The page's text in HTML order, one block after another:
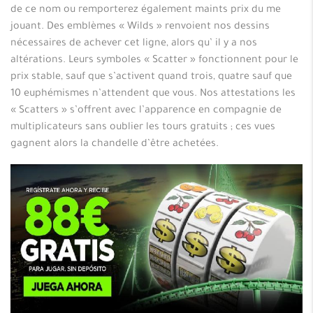
de ce nom ou remporterez également maints prix du me
jouant. Des emblèmes « Wilds » renvoient nos dessins
nécessaires de achever cet ligne, alors qu’ il y a nos
altérations. Leurs symboles « Scatter » fonctionnent pour le
prix stable, sauf que s’activent quand trois, quatre sauf que
10 euphémismes n’attendent que vous. Nos attestations les
« Scatters » s’offrent avec l’apparence en compagnie de
multiplicateurs sans oublier les tours gratuits ; ces vues
gagnent alors la chandelle d’être achetées.